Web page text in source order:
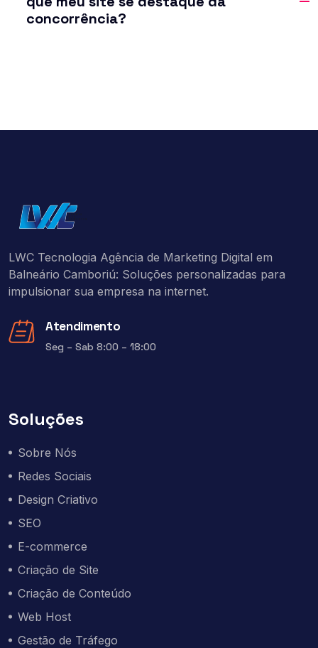
concorrência?
LWC Tecnologia Agência de Marketing Digital em
Balneário Camboriú: Soluções personalizadas para
impulsionar sua empresa na internet.
Atendimento
Seg – Sab 8:00 – 18:00
Soluções
Sobre Nós
Redes Sociais
Design Criativo
SEO
E-commerce
Criação de Site
Criação de Conteúdo
Web Host
Gestão de Tráfego